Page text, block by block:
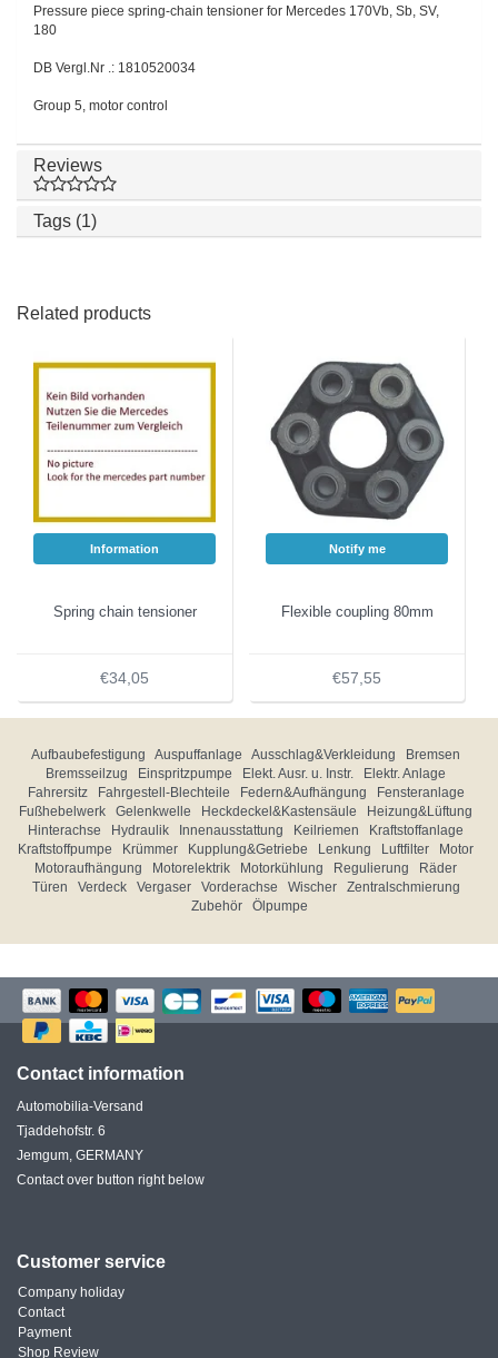
Pressure piece spring-chain tensioner for Mercedes 170Vb, Sb, SV,
180
DB Vergl.Nr .: 1810520034
Group 5, motor control
Reviews
Tags (1)
Related products
Information
Spring chain tensioner
€34,05
Notify me
Flexible coupling 80mm
€57,55
Aufbaubefestigung Auspuffanlage Ausschlag&Verkleidung
Bremsen
Bremsseilzug
Einspritzpumpe Elekt. Ausr. u. Instr.
Elektr. Anlage
Fahrersitz
Fahrgestell-Blechteile Federn&Aufhängung
Fensteranlage
Fußhebelwerk
Gelenkwelle Heckdeckel&Kastensäule
Heizung&Lüftung
Hinterachse
Hydraulik Innenausstattung Keilriemen
Kraftstoffanlage
Kraftstoffpumpe
Krümmer Kupplung&Getriebe Lenkung Luftfilter
Motor
Motoraufhängung
Motorelektrik Motorkühlung Regulierung
Räder
Türen
Verdeck Vergaser Vorderachse Wischer
Zentralschmierung
Zubehör
Ölpumpe
Contact information
Automobilia-Versand
Tjaddehofstr. 6
Jemgum, GERMANY
Contact over button right below
Customer service
Company holiday
Contact
Payment
Shop Review